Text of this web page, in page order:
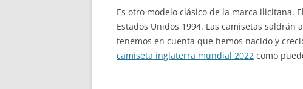
Es otro modelo clásico de la marca ilicitana.
Estados Unidos 1994. Las camisetas saldrán
tenemos en cuenta que hemos nacido y
camiseta inglaterra mundial 2022 como